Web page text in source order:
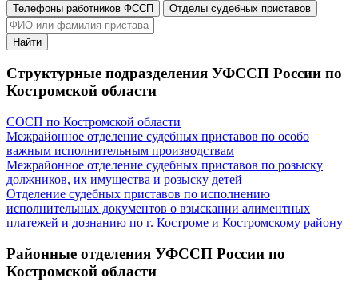
Телефоны работников ФССП Отделы судебных приставов
Найти
Структурные подразделения УФССП России по
Костромской области
СОСП по Костромской области
Межрайонное отделение судебных приставов по особо
важным исполнительным производствам
Межрайонное отделение судебных приставов по розыску
должников, их имущества и розыску детей
Отделение судебных приставов по исполнению
исполнительных документов о взыскании алиментных
платежей и дознанию по г. Костроме и Костромскому району
Районные отделения УФССП России по
Костромской области